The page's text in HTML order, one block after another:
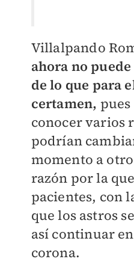
Villalpando
ahora no
de lo que para
certamen,
conocer varios
podrían
momento a
razón por la
pacientes, con
que los astros
así continuar
corona.